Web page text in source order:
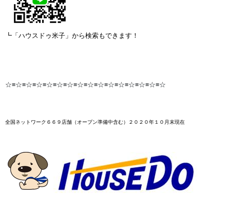
┗「ハウスドゥ米子」から検索もできます！
☆≡☆≡☆≡☆≡☆≡☆≡☆≡☆≡☆≡☆≡☆≡☆≡☆≡☆≡☆≡☆
全国ネットワーク６６９店舗 （オープン準備中含む）２０２０年１０月末現在